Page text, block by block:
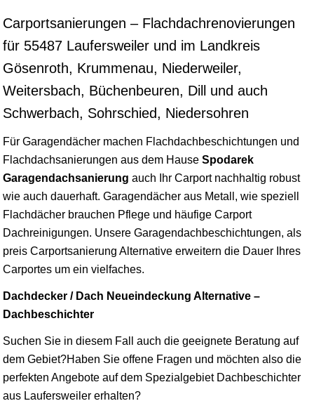
Carportsanierungen – Flachdachrenovierungen
für 55487 Laufersweiler und im Landkreis
Gösenroth, Krummenau, Niederweiler,
Weitersbach, Büchenbeuren, Dill und auch
Schwerbach, Sohrschied, Niedersohren
Für Garagendächer machen Flachdachbeschichtungen und
Flachdachsanierungen aus dem Hause Spodarek
Garagendachsanierung auch Ihr Carport nachhaltig robust
wie auch dauerhaft. Garagendächer aus Metall, wie speziell
Flachdächer brauchen Pflege und häufige Carport
Dachreinigungen. Unsere Garagendachbeschichtungen, als
preis Carportsanierung Alternative erweitern die Dauer Ihres
Carportes um ein vielfaches.
Dachdecker / Dach Neueindeckung Alternative –
Dachbeschichter
Suchen Sie in diesem Fall auch die geeignete Beratung auf
dem Gebiet?Haben Sie offene Fragen und möchten also die
perfekten Angebote auf dem Spezialgebiet Dachbeschichter
aus Laufersweiler erhalten?